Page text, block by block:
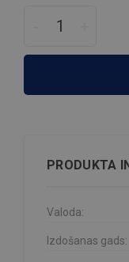
PRODUKTA
Valoda:
Izdošanas gads: